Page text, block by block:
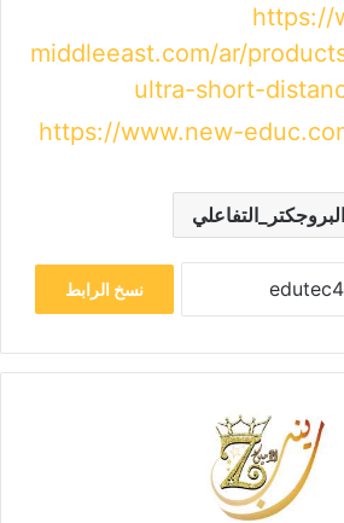
https://
middleeast.com/ar/
ultra-short-
https://www.new-
البروجكتر_التفاعلي
نسخ الرابط